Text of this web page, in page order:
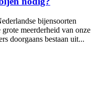
bijensoorten
meerderheid van onze
doorgaans bestaan uit...